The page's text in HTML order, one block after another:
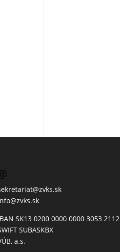
SK13 0200 0000 0000 3053 2112
SUBASKBX
a.s.